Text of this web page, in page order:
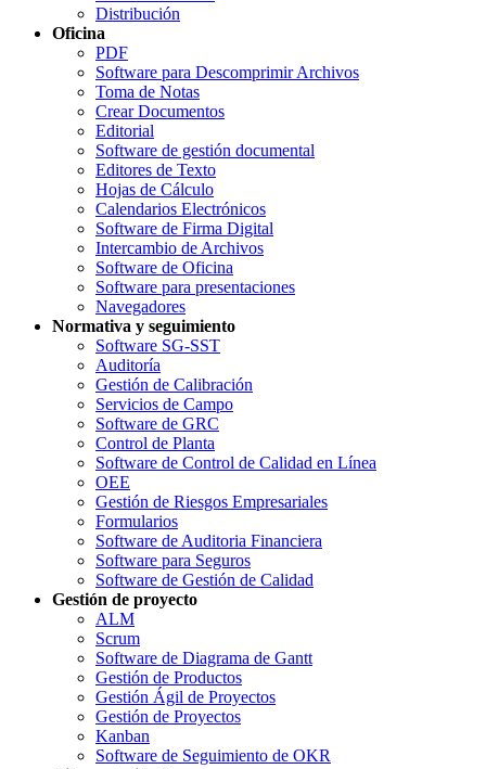
Distribución
Oficina
PDF
Software para Descomprimir Archivos
Toma de Notas
Crear Documentos
Editorial
Software de gestión documental
Editores de Texto
Hojas de Cálculo
Calendarios Electrónicos
Software de Firma Digital
Intercambio de Archivos
Software de Oficina
Software para presentaciones
Navegadores
Normativa y seguimiento
Software SG-SST
Auditoría
Gestión de Calibración
Servicios de Campo
Software de GRC
Control de Planta
Software de Control de Calidad en Línea
OEE
Gestión de Riesgos Empresariales
Formularios
Software de Auditoria Financiera
Software para Seguros
Software de Gestión de Calidad
Gestión de proyecto
ALM
Scrum
Software de Diagrama de Gantt
Gestión de Productos
Gestión Ágil de Proyectos
Gestión de Proyectos
Kanban
Software de Seguimiento de OKR